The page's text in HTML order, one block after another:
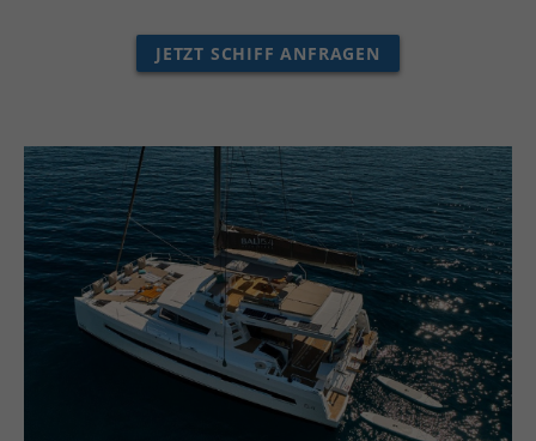
JETZT SCHIFF ANFRAGEN